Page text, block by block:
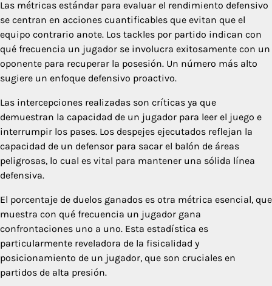
Las métricas estándar para evaluar el rendimiento defensivo
se centran en acciones cuantificables que evitan que el
equipo contrario anote. Los tackles por partido indican con
qué frecuencia un jugador se involucra exitosamente con un
oponente para recuperar la posesión. Un número más alto
sugiere un enfoque defensivo proactivo.
Las intercepciones realizadas son críticas ya que
demuestran la capacidad de un jugador para leer el juego e
interrumpir los pases. Los despejes ejecutados reflejan la
capacidad de un defensor para sacar el balón de áreas
peligrosas, lo cual es vital para mantener una sólida línea
defensiva.
El porcentaje de duelos ganados es otra métrica esencial, que
muestra con qué frecuencia un jugador gana
confrontaciones uno a uno. Esta estadística es
particularmente reveladora de la fisicalidad y
posicionamiento de un jugador, que son cruciales en
partidos de alta presión.